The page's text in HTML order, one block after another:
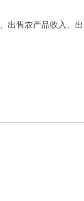
售农产品收入、